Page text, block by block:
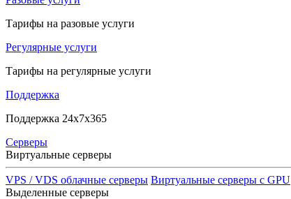
Тарифы на разовые услуги
Регулярные услуги
Тарифы на регулярные услуги
Поддержка
Поддержка 24x7x365
Серверы
Виртуальные серверы
VPS / VDS облачные серверы Виртуальные серверы с GPU
Выделенные серверы